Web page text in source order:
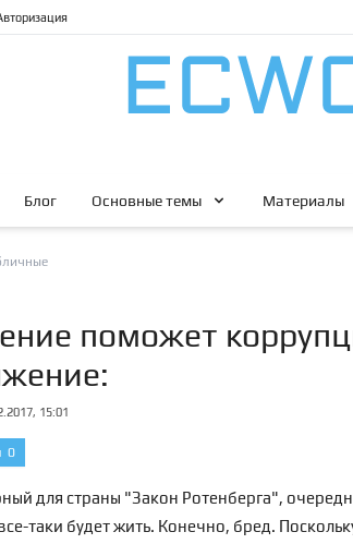
Блог Основные темы Материалы
поможет
15:01
0
для страны "Закон Ротенберга",
таки будет жить. Конечно, бред.